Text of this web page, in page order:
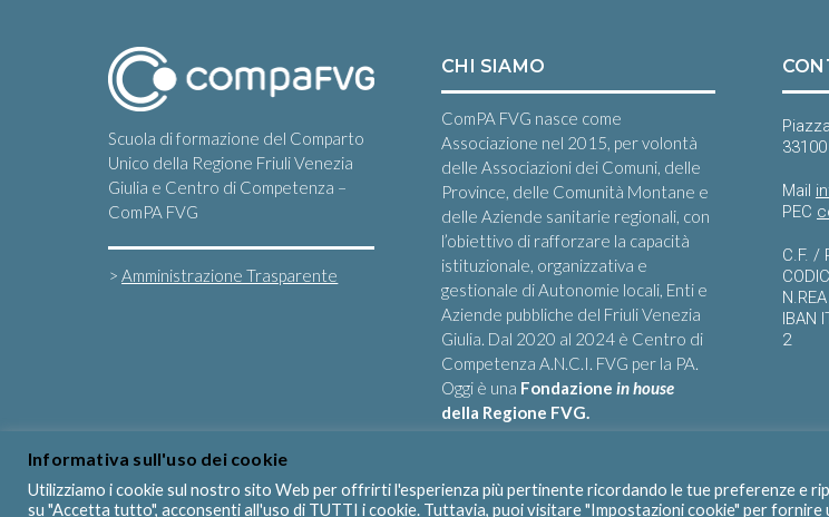
Scuola di formazione del Comparto
Unico della Regione Friuli Venezia
Giulia e Centro di Competenza –
ComPA FVG
>Amministrazione Trasparente
CHI SIAMO
ComPA FVG nasce come
Associazione nel 2015, per volontà
delle Associazioni dei Comuni, delle
Province, delle Comunità Montane e
delle Aziende sanitarie regionali, con
l’obiettivo di rafforzare la capacità
istituzionale, organizzativa e
gestionale di Autonomie locali, Enti e
Aziende pubbliche del Friuli Venezia
Giulia. Dal 2020 al 2024 è Centro di
Competenza A.N.C.I. FVG per la PA.
Oggi è una Fondazionein house
della Regione FVG.
Mail
PEC
C.F. /
IBAN
2
Informativa sull'uso dei cookie
Utilizziamo i cookie sul nostro sito Web per offrirti l'esperienza più pertinente ricordando le tue preferenze e
su "Accetta tutto", acconsenti all'uso di TUTTI i cookie. Tuttavia, puoi visitare "Impostazioni cookie" per